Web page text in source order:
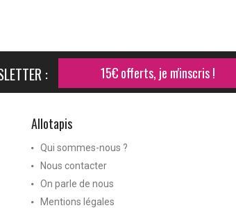
: 15€ offerts, je m'inscris !
Allotapis
Qui sommes-nous ?
Nous contacter
On parle de nous
Mentions légales